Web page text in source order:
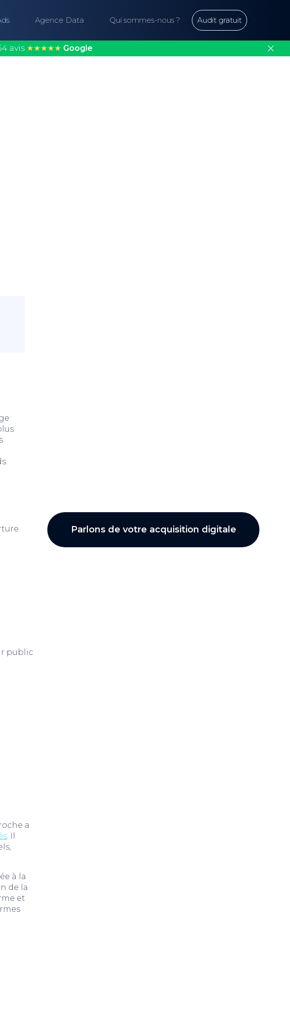
Agence Data Qui sommes-nous ? Audit gratuit
avis ★★★★★ Google
public
a
. Il
à la
de la
et
Parlons de votre acquisition digitale